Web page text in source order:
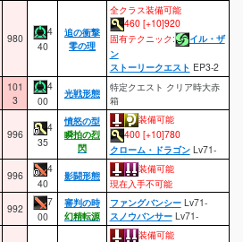
980
4
40
追の衝撃
零の理
全クラス装備可能
460 [+10]920
固有テクニック:
イル・ザ
ン
ストーリークエスト EP3-2
101
3
4
00
光戦形態
特定クエスト クリア時大赤
箱
996
4
35
憤怒の型
瞬拍の烈
閃
装備可能
400 [+10]780
クローム・ドラゴンLv71-
996
4
40
影闘形態
装備可能
現在入手不可能
992
7
00
審判の時
幻精転源
ファングバンシーLv71-
スノウバンサーLv71-
装備可能